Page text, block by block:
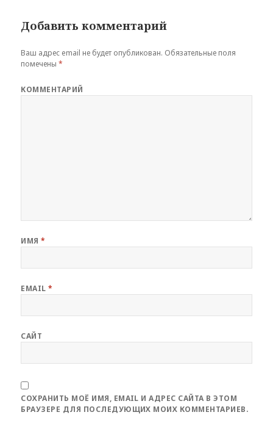
Добавить комментарий
Ваш адрес email не будет опубликован. Обязательные поля
помечены*
КОММЕНТАРИЙ
ИМЯ*
EMAIL*
САЙТ
СОХРАНИТЬ МОЁ ИМЯ, EMAIL И АДРЕС САЙТА В ЭТОМ
БРАУЗЕРЕ ДЛЯ ПОСЛЕДУЮЩИХ МОИХ КОММЕНТАРИЕВ.